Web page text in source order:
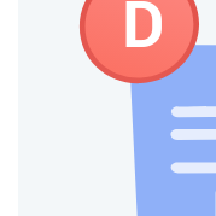
D